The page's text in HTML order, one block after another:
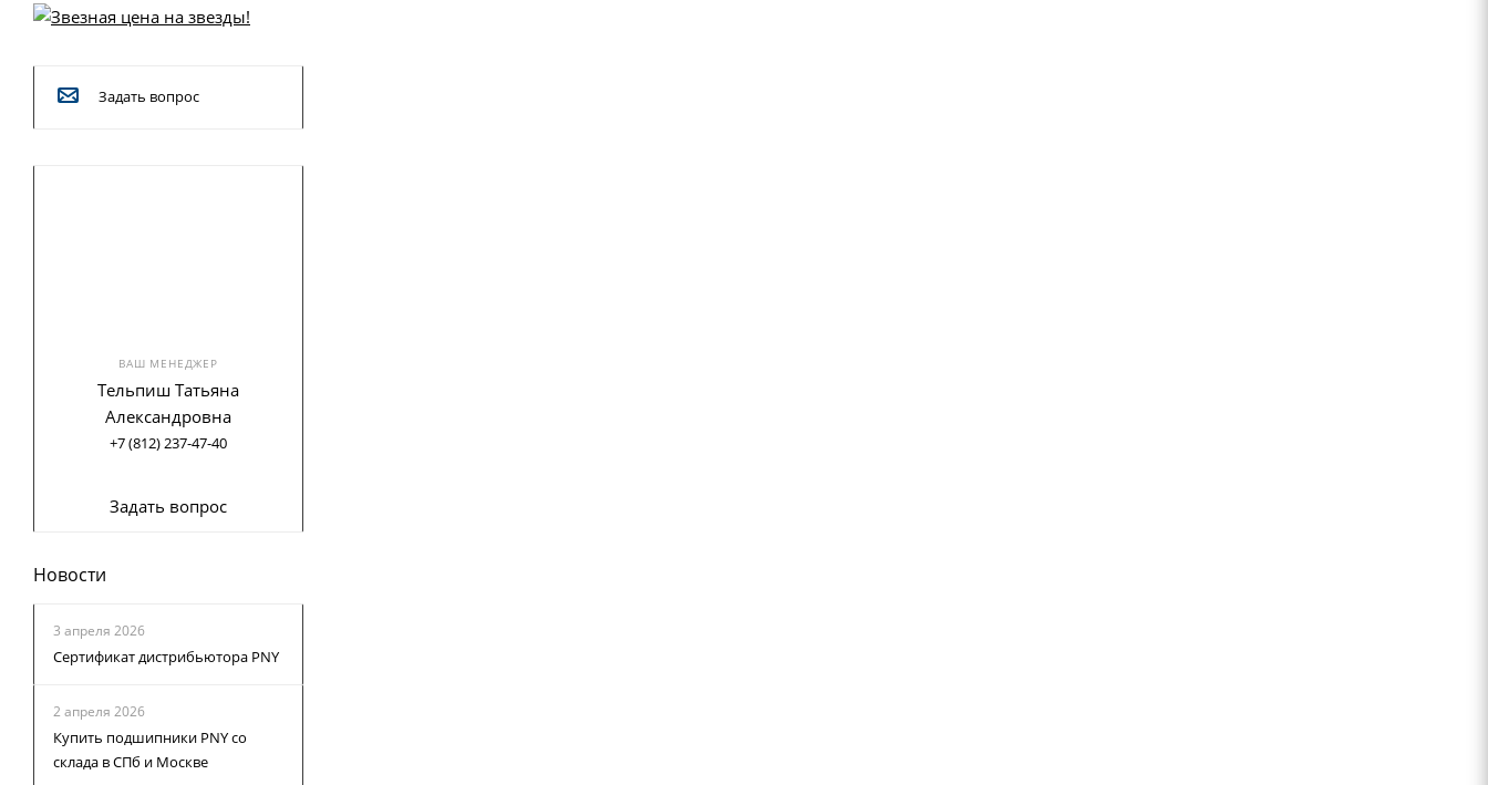
Задать вопрос
ВАШ МЕНЕДЖЕР
Тельпиш Татьяна
Александровна
+7 (812) 237-47-40
Задать вопрос
Новости
3 апреля 2026
Сертификат дистрибьютора PNY
2 апреля 2026
Купить подшипники PNY со
склада в СПб и Москве